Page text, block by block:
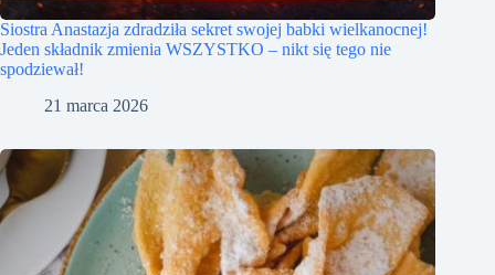
Siostra Anastazja zdradziła sekret swojej babki wielkanocnej!
Jeden składnik zmienia WSZYSTKO – nikt się tego nie
spodziewał!
21 marca 2026